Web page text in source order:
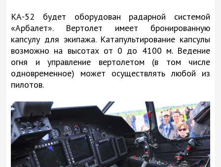
КА-52 будет оборудован радарной системой
«Арбалет». Вертолет имеет бронированную
капсулу для экипажа. Катапультирование капсулы
возможно на высотах от 0 до 4100 м. Ведение
огня и управление вертолетом (в том числе
одновременное) может осуществлять любой из
пилотов.